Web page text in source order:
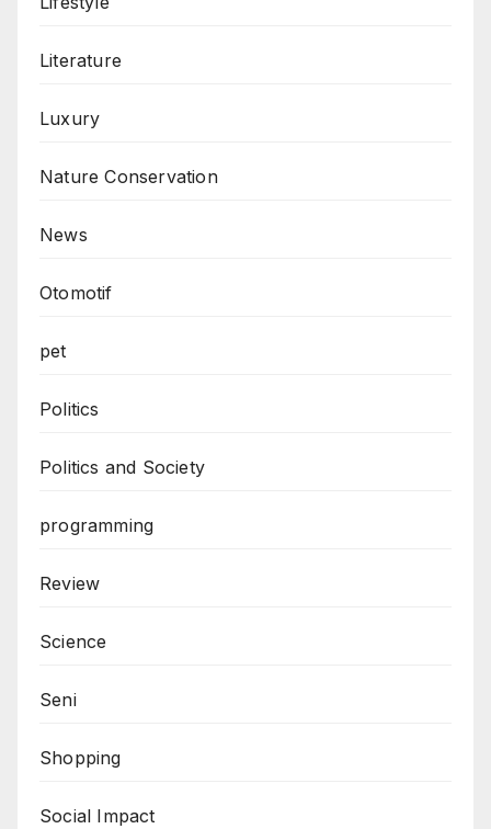
Literature
Luxury
Nature Conservation
News
Otomotif
pet
Politics
Politics and Society
programming
Review
Science
Seni
Shopping
Social Impact